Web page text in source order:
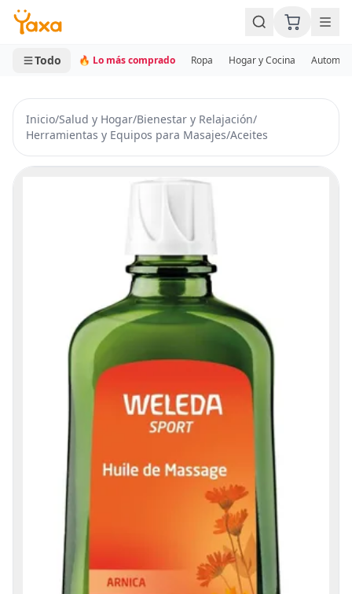
MINI CARRITO
0 productos
Todo 🔥 Lo más comprado Ropa Hogar y Cocina
Inicio/Salud y Hogar/Bienestar y Relajación/
Herramientas y Equipos para Masajes/Aceites